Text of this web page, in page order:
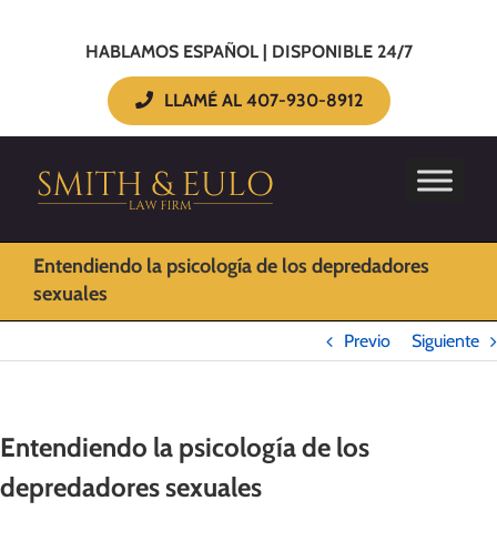
HABLAMOS ESPAÑOL | DISPONIBLE 24/7
LLAMÉ AL 407-930-8912
Entendiendo la psicología de los depredadores
sexuales
Previo Siguiente
Entendiendo la psicología de los
depredadores sexuales